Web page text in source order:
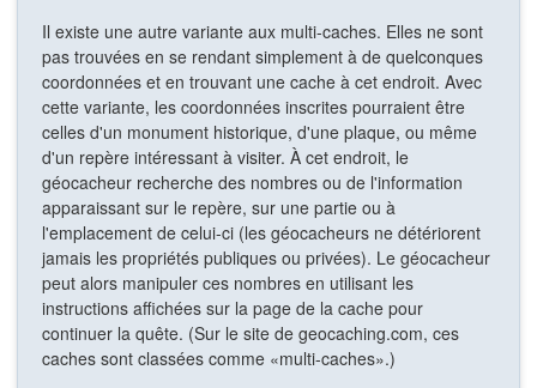
Il existe une autre variante aux multi-caches. Elles ne sont
pas trouvées en se rendant simplement à de quelconques
coordonnées et en trouvant une cache à cet endroit. Avec
cette variante, les coordonnées inscrites pourraient être
celles d'un monument historique, d'une plaque, ou même
d'un repère intéressant à visiter. À cet endroit, le
géocacheur recherche des nombres ou de l'information
apparaissant sur le repère, sur une partie ou à
l'emplacement de celui-ci (les géocacheurs ne détériorent
jamais les propriétés publiques ou privées). Le géocacheur
peut alors manipuler ces nombres en utilisant les
instructions affichées sur la page de la cache pour
continuer la quête. (Sur le site de geocaching.com, ces
caches sont classées comme «multi-caches».)